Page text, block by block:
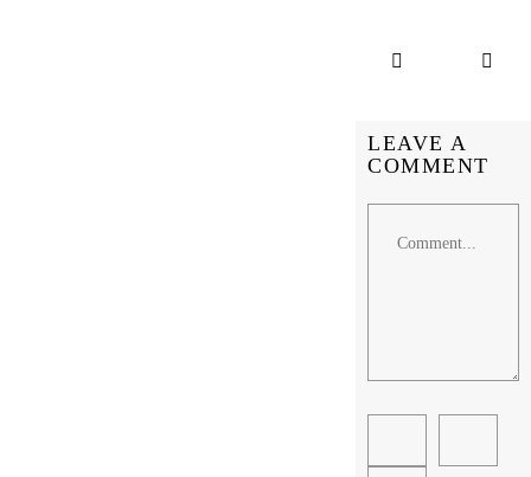
LEAVE A
COMMENT